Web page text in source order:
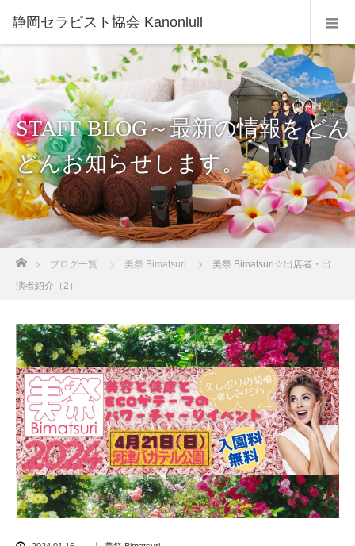
静岡セラピスト協会 Kanonlull
STAFF BLOG～最新の情報をどん
どんお知らせします。
ブログ一覧 美祭 Bimatsuri
美祭 Bimatsuri☆出店者・出
演者紹介（2）